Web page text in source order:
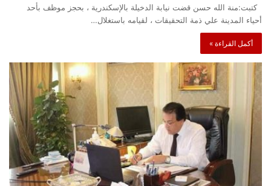
كتبت:منة الله حسن قضت نيابة الدخيلة بالإسكندرية ، بحجز موظف بأحد
أحياء المدينة علي ذمة التحقيقات ، لقيامه باستغلال…
أكمل القراءة »